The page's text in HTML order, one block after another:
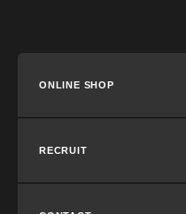
ONLINE SHOP
RECRUIT